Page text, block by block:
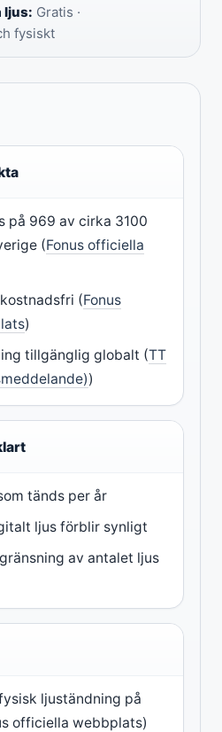
ljus: Gratis ·
fysiskt
på 969 av cirka 3100
(Fonus officiella
(Fonus
)
tillgänglig globalt (TT
)
tänds per år
ljus förblir synligt
av antalet ljus
ljuständning på
officiella webbplats)